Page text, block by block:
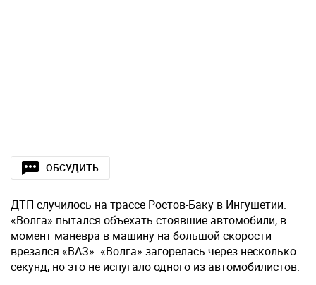
ОБСУДИТЬ
ДТП случилось на трассе Ростов-Баку в Ингушетии.
«Волга» пытался объехать стоявшие автомобили, в
момент маневра в машину на большой скорости
врезался «ВАЗ». «Волга» загорелась через несколько
секунд, но это не испугало одного из автомобилистов.